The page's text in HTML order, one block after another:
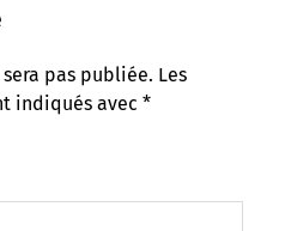
pas publiée. Les
indiqués avec *